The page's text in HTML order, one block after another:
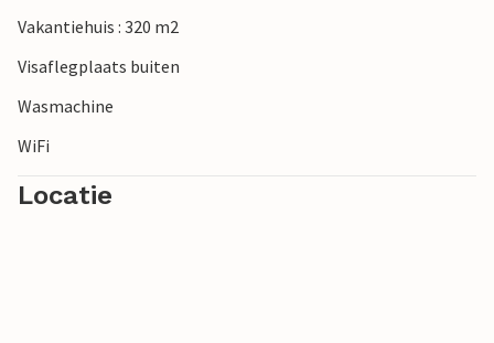
Vakantiehuis : 320 m2
Visaflegplaats buiten
Wasmachine
WiFi
Locatie